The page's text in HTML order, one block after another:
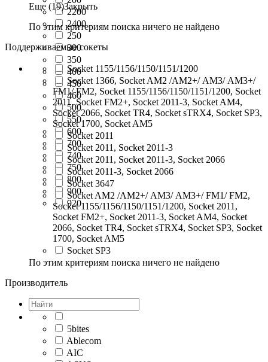
2200
2400
250
300
350
400
450
460
500
550
600
700
740
750
800
900
920
Еще (19)Закрыть
По этим критериям поиска ничего не найдено
Поддерживаемые сокеты
Socket 1155/1156/1150/1151/1200
Socket 1366, Socket AM2 /АМ2+/ АМ3/ AM3+/
FM1/ FM2, Socket 1155/1156/1150/1151/1200, Socket
2011, Socket FM2+, Socket 2011-3, Socket AM4,
Socket 2066, Socket TR4, Socket sTRX4, Socket SP3,
Socket 1700, Socket AM5
Socket 2011
Socket 2011, Socket 2011-3
Socket 2011, Socket 2011-3, Socket 2066
Socket 2011-3, Socket 2066
Socket 3647
Socket AM2 /АМ2+/ АМ3/ AM3+/ FM1/ FM2,
Socket 1155/1156/1150/1151/1200, Socket 2011,
Socket FM2+, Socket 2011-3, Socket AM4, Socket
2066, Socket TR4, Socket sTRX4, Socket SP3, Socket
1700, Socket AM5
Socket SP3
По этим критериям поиска ничего не найдено
Производитель
5bites
Ablecom
AIC